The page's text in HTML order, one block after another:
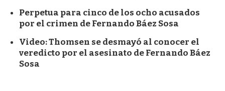
Perpetua para cinco de los ocho acusados
por el crimen de Fernando Báez Sosa
Video: Thomsen se desmayó al conocer el
veredicto por el asesinato de Fernando Báez
Sosa